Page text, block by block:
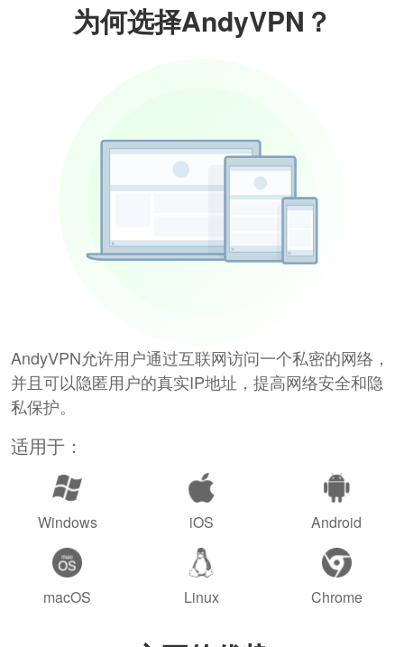
为何选择AndyVPN？
AndyVPN允许用户通过互联网访问一个私密的网络，
并且可以隐匿用户的真实IP地址，提高网络安全和隐
私保护。
适用于：
Windows iOS Android
macOS Linux Chrome